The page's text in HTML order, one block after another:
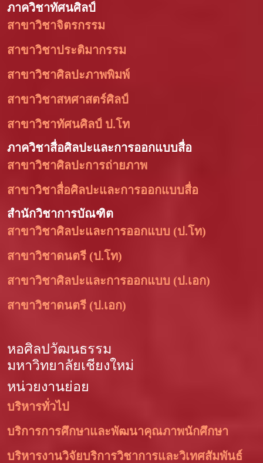
ภาควิชาทัศนศิลป์
สาขาวิชาจิตรกรรม
สาขาวิชาประติมากรรม
สาขาวิชาศิลปะภาพพิมพ์
สาขาวิชาสหศาสตร์ศิลป์
สาขาวิชาทัศนศิลป์ ป.โท
ภาควิชาสื่อศิลปะและการออกแบบสื่อ
สาขาวิชาศิลปะการถ่ายภาพ
สาขาวิชาสื่อศิลปะและการออกแบบสื่อ
สำนักวิชาการบัณฑิต
สาขาวิชาศิลปะและการออกแบบ (ป.โท)
สาขาวิชาดนตรี (ป.โท)
สาขาวิชาศิลปะและการออกแบบ (ป.เอก)
สาขาวิชาดนตรี (ป.เอก)
หอศิลปวัฒนธรรม
มหาวิทยาลัยเชียงใหม่
หน่วยงานย่อย
บริหารทั่วไป
บริการการศึกษาและพัฒนาคุณภาพนักศึกษา
บริหารงานวิจัยบริการวิชาการและวิเทศสัมพันธ์